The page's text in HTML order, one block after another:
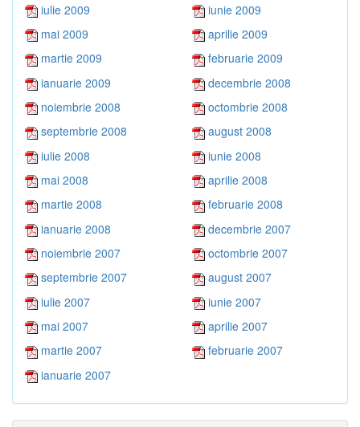
iulie 2009
iunie 2009
mai 2009
aprilie 2009
martie 2009
februarie 2009
ianuarie 2009
decembrie 2008
noiembrie 2008
octombrie 2008
septembrie 2008
august 2008
iulie 2008
iunie 2008
mai 2008
aprilie 2008
martie 2008
februarie 2008
ianuarie 2008
decembrie 2007
noiembrie 2007
octombrie 2007
septembrie 2007
august 2007
iulie 2007
iunie 2007
mai 2007
aprilie 2007
martie 2007
februarie 2007
ianuarie 2007